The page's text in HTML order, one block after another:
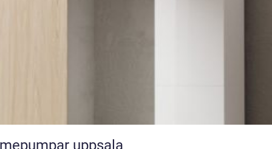
uppsala